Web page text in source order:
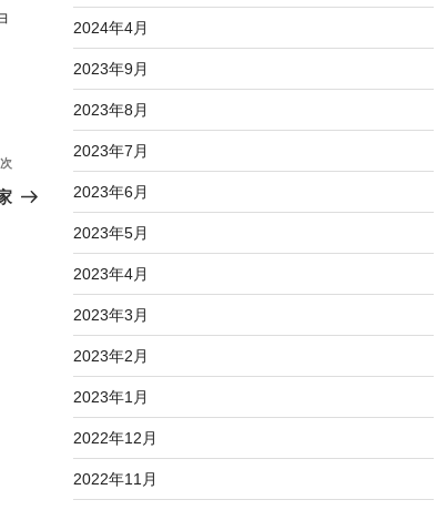
の
次
2024年4月
2023年9月
2023年8月
2023年7月
2023年6月
2023年5月
2023年4月
2023年3月
2023年2月
2023年1月
2022年12月
2022年11月